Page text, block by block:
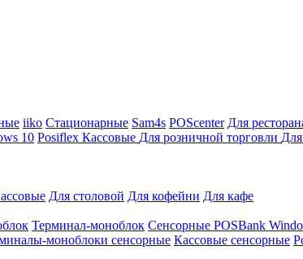
iiko Стационарные Sam4s POScenter Для
10 Posiflex Кассовые Для розничной торговли
Для столовой Для кофейни Для кафе
Терминал-моноблок Сенсорные POSBank
моноблоки сенсорные Кассовые сенсорные